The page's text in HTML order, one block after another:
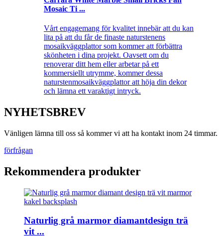
Mosaic Ti ...
Vårt engagemang för kvalitet innebär att du kan
lita på att du får de finaste naturstenens
mosaikväggplattor som kommer att förbättra
skönheten i dina projekt. Oavsett om du
renoverar ditt hem eller arbetar på ett
kommersiellt utrymme, kommer dessa
naturstenmosaikväggplattor att höja din dekor
och lämna ett varaktigt intryck.
NYHETSBREV
Vänligen lämna till oss så kommer vi att ha kontakt inom 24 timmar.
förfrågan
Rekommendera produkter
Naturlig grå marmor diamantdesign trä
vit ...